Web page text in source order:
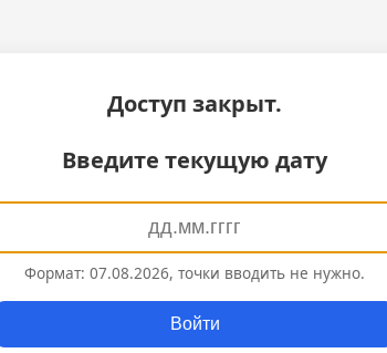
Доступ закрыт.
Введите текущую дату
Формат: 07.08.2026, точки вводить не нужно.
Войти